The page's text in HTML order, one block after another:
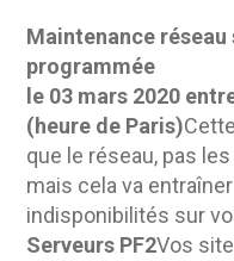
Maintenance réseau
programmée
le 03 mars 2020
(heure de Paris)
que le réseau, pas
mais cela va
indisponibilités sur
Serveurs PF2Vos